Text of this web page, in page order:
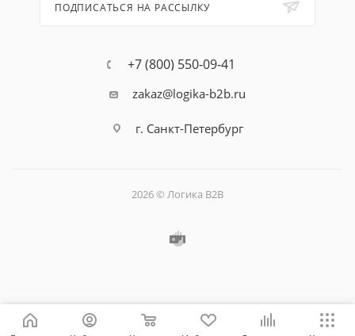
ПОДПИСАТЬСЯ НА РАССЫЛКУ
+7 (800) 550-09-41
zakaz@logika-b2b.ru
г. Санкт-Петербург
2026 © Логика B2B